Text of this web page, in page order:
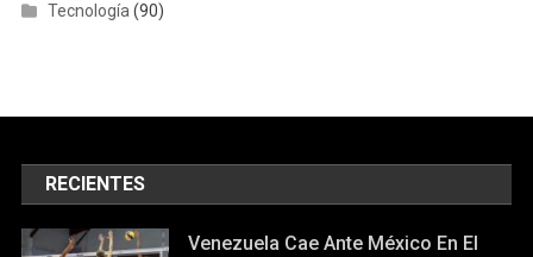
Tecnología (90)
RECIENTES
Venezuela Cae Ante México En El